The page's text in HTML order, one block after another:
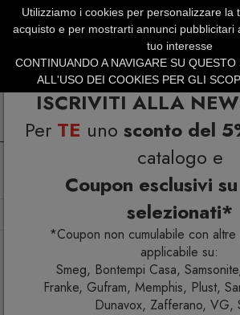
ISCRIVITI ALLA
Per TE uno sconto del
catalogo e
Coupon esclusivi
selezionati*
*Coupon non cumulabile con
applicabile su:
Smeg, Bontempi Casa,
Franke, Gufram, Memphis, Plust,
Dunavox, Zafferano, VG,
SERVIZIO CLIENTI
SUMMER SALES | Fino al
Arredo esterno Poltrone
Utilizziamo i cookies per personalizzare la
acquisto e per mostrarti annunci pubblicitari
tuo interesse
CONTINUANDO A NAVIGARE SU
ALL'USO DEI COOKIES PER GLI